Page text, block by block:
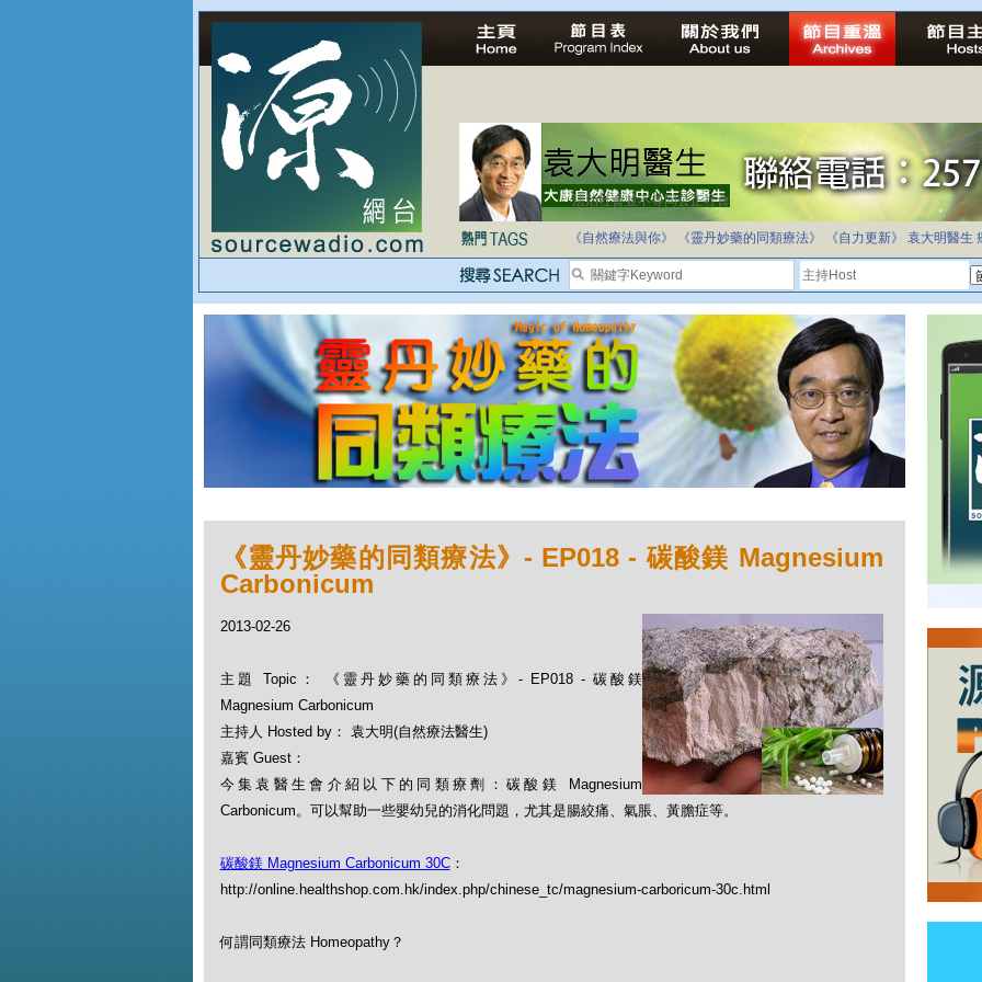
法治社會並不等同公正社會
自家教育合法化-推動多元化教育，全民學卷制
《自然療法與你》
《靈丹妙藥的同類療法》 《自力更新》 袁大明醫生
《靈丹妙藥的同類療法》- EP018 - 碳酸鎂 Magnesium
Carbonicum
2013-02-26
主題 Topic： 《靈丹妙藥的同類療法》- EP018 - 碳酸鎂
Magnesium Carbonicum
主持人 Hosted by： 袁大明(自然療法醫生)
嘉賓 Guest：
今集袁醫生會介紹以下的同類療劑：碳酸鎂 Magnesium
Carbonicum。可以幫助一些嬰幼兒的消化問題，尤其是腸絞痛、氣脹、黃膽症等。
碳酸鎂 Magnesium Carbonicum 30C：
http://online.healthshop.com.hk/index.php/chinese_tc/magnesium-carboricum-30c.html
何謂同類療法 Homeopathy？